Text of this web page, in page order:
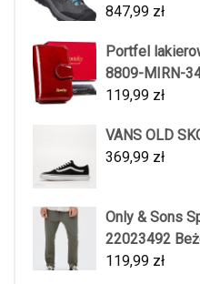
847,99 zł
Portfel
8809-MIRN-
119,99 zł
VANS OLD
369,99 zł
Only & Sons
22023492
119,99 zł